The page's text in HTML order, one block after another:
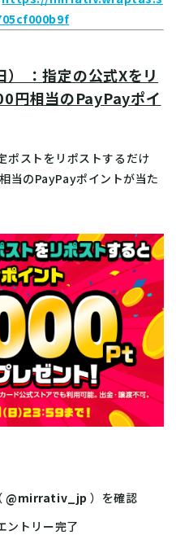
：指定の公式Xをリ
円相当のPayPayポイ
ポストをリポストするだけ
当のPayPayポイントが当た
@mirrativ_jp）を確認
ントリー完了